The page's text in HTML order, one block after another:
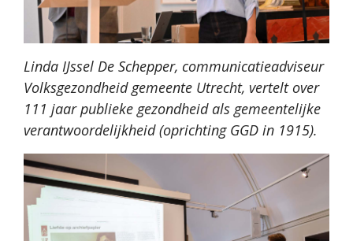
Linda IJssel De Schepper, communicatieadviseur
Volksgezondheid gemeente Utrecht, vertelt over
111 jaar publieke gezondheid als gemeentelijke
verantwoordelijkheid (oprichting GGD in 1915).